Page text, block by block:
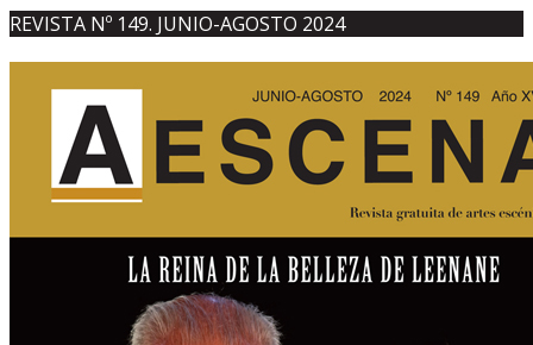
REVISTA Nº 149. JUNIO-AGOSTO 2024